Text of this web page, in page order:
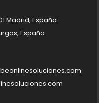
Madrid, España
España